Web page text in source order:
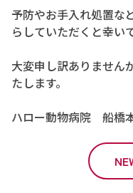
予防やお手入れ処置な
らしていただくと幸いで
大変申し訳ありません
たします。
ハロー動物病院 船橋